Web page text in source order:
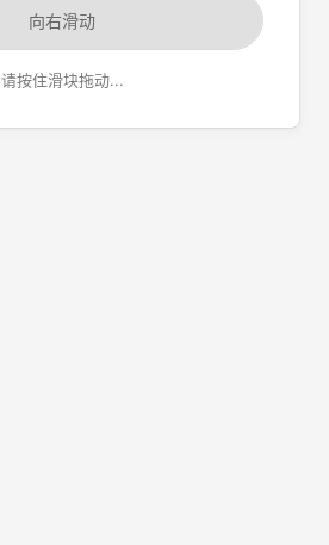
向右滑动
请按住滑块拖动...